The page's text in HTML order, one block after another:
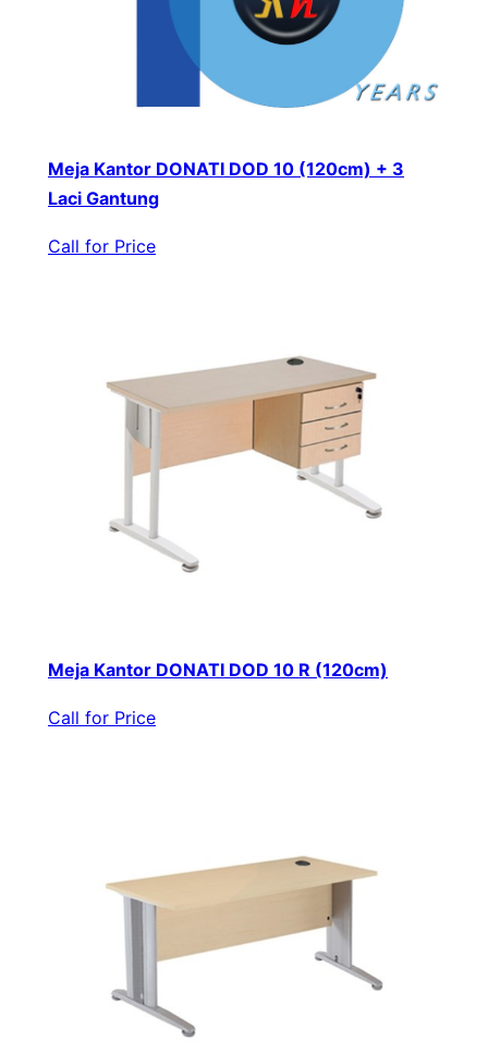
Meja Kantor DONATI DOD 10 (120cm) + 3
Laci Gantung
Call for Price
Meja Kantor DONATI DOD 10 R (120cm)
Call for Price